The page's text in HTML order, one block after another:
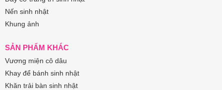
Nến sinh nhật
Khung ảnh
SẢN PHẨM KHÁC
Vương miện cô dâu
Khay để bánh sinh nhật
Khăn trải bàn sinh nhật